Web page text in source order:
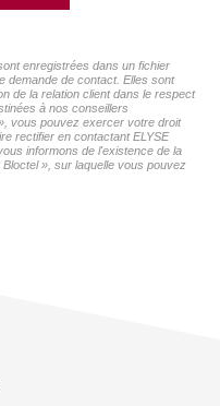
enregistrées dans un fichier
demande de contact. Elles sont
de la relation client dans le respect
à nos conseillers
vous pouvez exercer votre droit
rectifier en contactant ELYSE
informons de l'existence de la
», sur laquelle vous pouvez